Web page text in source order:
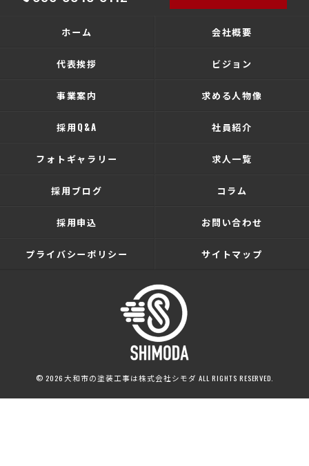
ホーム 会社概要
代表挨拶 ビジョン
事業案内 求める人物像
採用Q&A 社員紹介
フォトギャラリー 求人一覧
採用ブログ コラム
採用申込 お問い合わせ
プライバシーポリシー サイトマップ
© 2026 大和市の塗装工事は株式会社シモダ ALL RIGHTS RESERVED.